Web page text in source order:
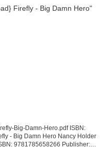
Big-Damn-Hero.pdf ISBN:
- Big Damn Hero Nancy Holder
9781785658266 Publisher: